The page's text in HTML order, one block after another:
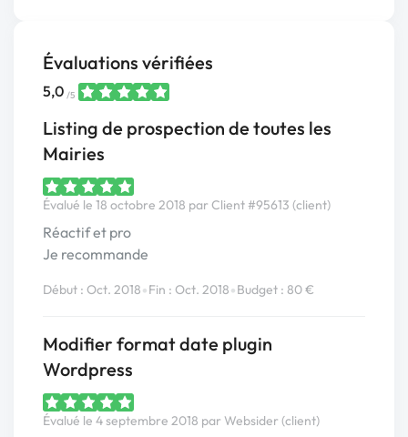
Évaluations vérifiées
5,0 /5
Listing de prospection de toutes les
Mairies
Évalué le 18 octobre 2018 par Client #95613 (client)
Réactif et pro
Je recommande
Début : Oct. 2018•Fin : Oct. 2018•Budget : 80 €
Modifier format date plugin
Wordpress
Évalué le 4 septembre 2018 par Websider (client)